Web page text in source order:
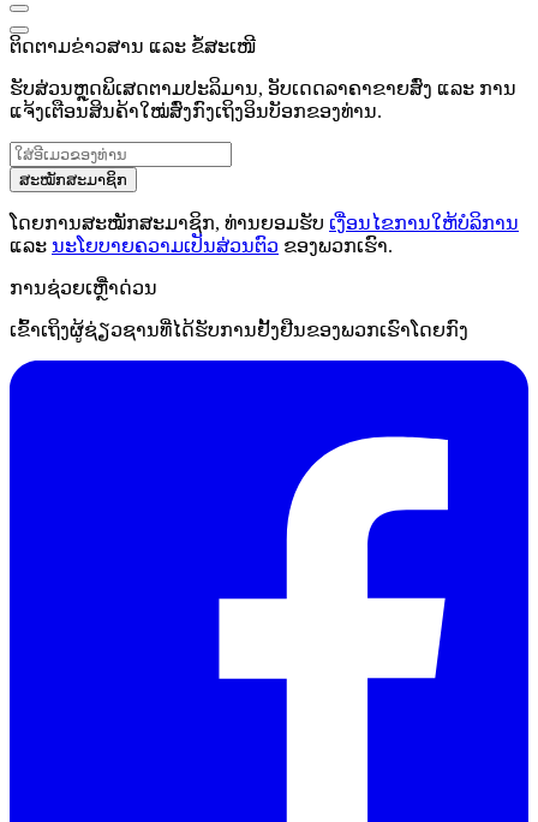
ຕິດຕາມຂ່າວສານ ແລະ ຂໍ້ສະເໜີ
ຮັບສ່ວນຫຼຸດພິເສດຕາມປະລິມານ, ອັບເດດລາຄາຂາຍສົ່ງ ແລະ ການ
ແຈ້ງເຕືອນສິນຄ້າໃໝ່ສົ່ງກົງເຖິງອິນບັອກຂອງທ່ານ.
ສະໝັກສະມາຊິກ
ໂດຍການສະໝັກສະມາຊິກ, ທ່ານຍອມຮັບ ເງື່ອນໄຂການໃຫ້ບໍລິການ
ແລະ ນະໂຍບາຍຄວາມເປັນສ່ວນຕົວ ຂອງພວກເຮົາ.
ການຊ່ວຍເຫຼືໍາດ່ວນ
ເຂົ້າເຖິງຜູ້ຊ່ຽວຊານທີ່ໄດ້ຮັບການຢັ້ງຢືນຂອງພວກເຮົາໂດຍກົງ